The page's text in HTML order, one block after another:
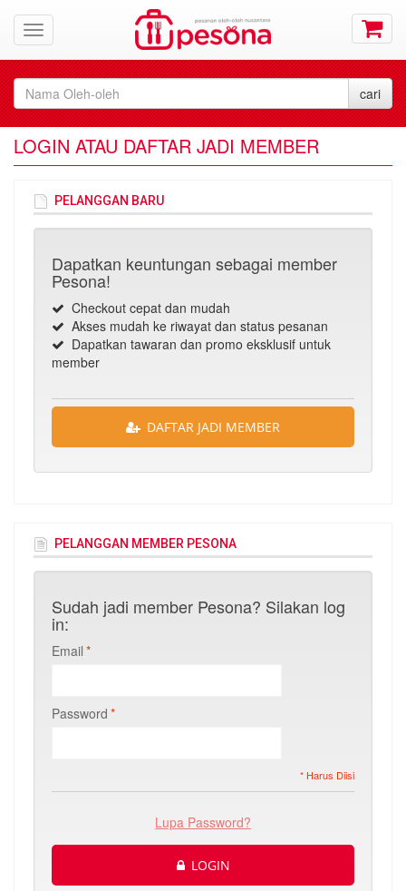
LOGIN ATAU DAFTAR JADI MEMBER
PELANGGAN BARU
Dapatkan keuntungan sebagai member
Pesona!
Checkout cepat dan mudah
Akses mudah ke riwayat dan status pesanan
Dapatkan tawaran dan promo eksklusif untuk
member
DAFTAR JADI MEMBER
PELANGGAN MEMBER PESONA
Sudah jadi member Pesona? Silakan log
in:
*
Email
*
Password
* Harus Diisi
Lupa Password?
LOGIN